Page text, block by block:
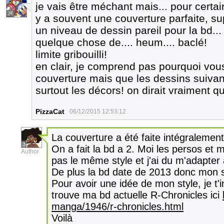
26
je vais être méchant mais... pour
y a souvent une couverture parfaite,
un niveau de dessin pareil pour la
quelque chose de.... heum.... baclé!
limite gribouilli!
en clair, je comprend pas pourquoi
couverture mais que les dessins
surtout les décors! on dirait vraiment
PizzaCat 06/12/2015 12:53:12
3
Author
La couverture a été faite
On a fait la bd a 2. Moi les persos et
pas le même style et j'ai du m'adapter
De plus la bd date de 2013 donc mon
Pour avoir une idée de mon style, je
trouve ma bd actuelle R-Chronicles ici
manga/1946/r-chronicles.html
Voilà